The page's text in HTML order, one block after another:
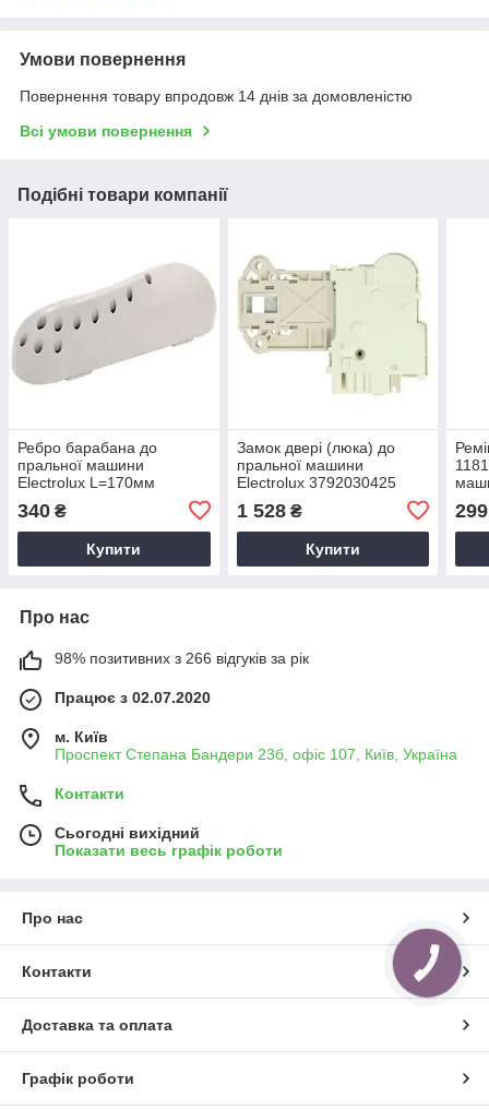
Умови повернення
Повернення товару впродовж 14 днів за домовленістю
Всі умови повернення
Подібні товари компанії
Ребро барабана до
пральної машини
Electrolux L=170мм
340 ₴
Купити
Замок двері (люка) до
пральної машини
Electrolux 3792030425
1 528₴
Купити
299
Про нас
98% позитивних з 266 відгуків за рік
Працює з 02.07.2020
м. Київ
Проспект Степана Бандери 23б, офіс 107, Київ, Україна
Контакти
Сьогодні вихідний
Показати весь графік роботи
Про нас
Контакти
Доставка та оплата
Графік роботи
КНОПКА
ЗВ'ЯЗКУ